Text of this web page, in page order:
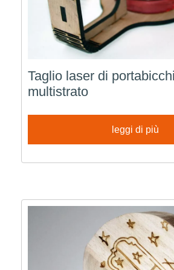
Taglio laser di
multistrato
leggi di più